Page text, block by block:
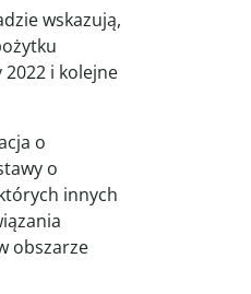
wskazują,
i kolejne
o
o
innych
obszarze